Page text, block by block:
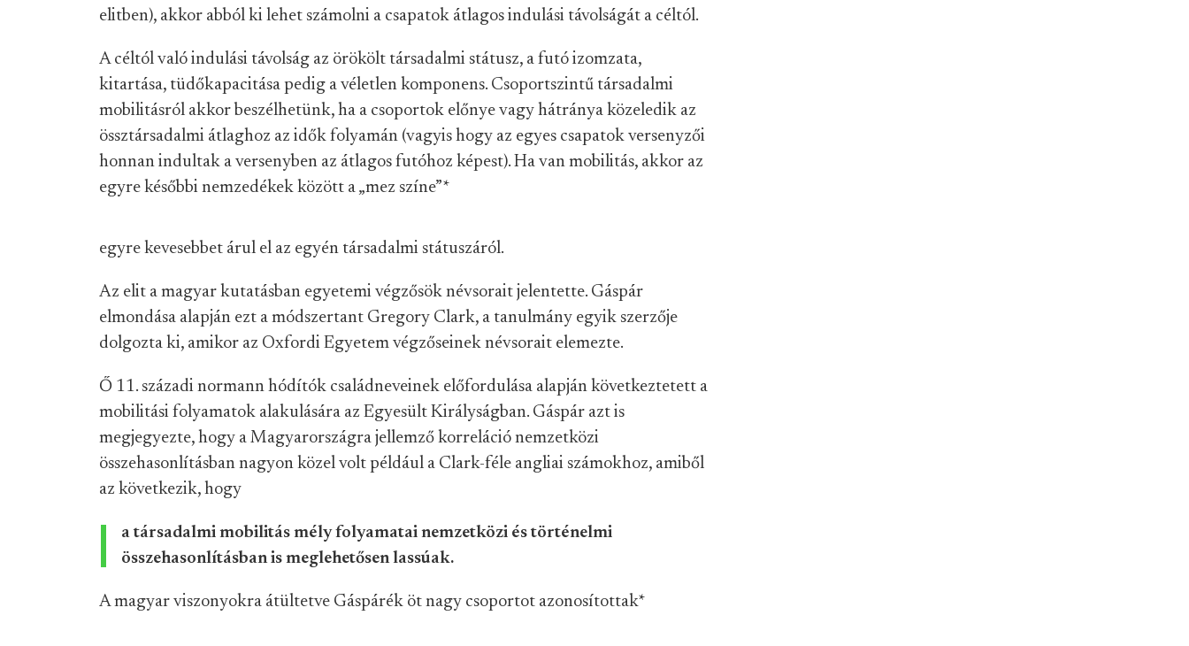
elitben), akkor abból ki lehet számolni a csapatok átlagos indulási távolságát a céltól.
A céltól való indulási távolság az örökölt társadalmi státusz, a futó izomzata,
kitartása, tüdőkapacitása pedig a véletlen komponens. Csoportszintű társadalmi
mobilitásról akkor beszélhetünk, ha a csoportok előnye vagy hátránya közeledik az
össztársadalmi átlaghoz az idők folyamán (vagyis hogy az egyes csapatok versenyzői
honnan indultak a versenyben az átlagos futóhoz képest). Ha van mobilitás, akkor az
egyre későbbi nemzedékek között a „mez színe”*
egyre kevesebbet árul el az egyén társadalmi státuszáról.
Az elit a magyar kutatásban egyetemi végzősök névsorait jelentette. Gáspár
elmondása alapján ezt a módszertant Gregory Clark, a tanulmány egyik szerzője
dolgozta ki, amikor az Oxfordi Egyetem végzőseinek névsorait elemezte.
Ő 11. századi normann hódítók családneveinek előfordulása alapján következtetett a
mobilitási folyamatok alakulására az Egyesült Királyságban. Gáspár azt is
megjegyezte, hogy a Magyarországra jellemző korreláció nemzetközi
összehasonlításban nagyon közel volt például a Clark-féle angliai számokhoz, amiből
az következik, hogy
a társadalmi mobilitás mély folyamatai nemzetközi és történelmi
összehasonlításban is meglehetősen lassúak.
A magyar viszonyokra átültetve Gáspárék öt nagy csoportot azonosítottak*